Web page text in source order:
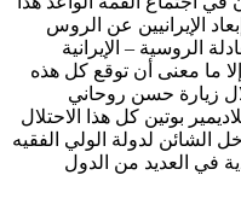
الإيرانيين عن الروس
الروسية – الإيرانية
ما معنى أن توقع كل هذه
زيارة حسن روحاني
بوتين كل هذا الاحتلال
الشائن لدولة الولي الفقيه
في العديد من الدول